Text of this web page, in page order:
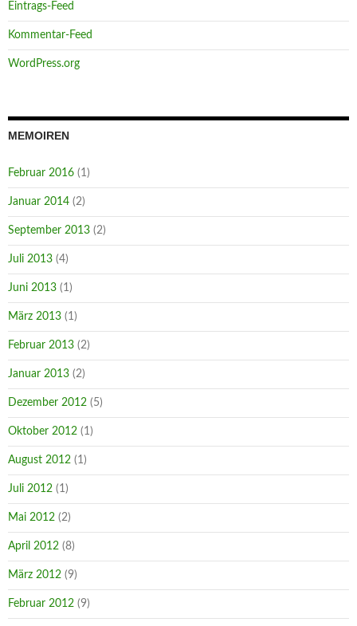
Eintrags-Feed
Kommentar-Feed
WordPress.org
MEMOIREN
Februar 2016 (1)
Januar 2014 (2)
September 2013 (2)
Juli 2013 (4)
Juni 2013 (1)
März 2013 (1)
Februar 2013 (2)
Januar 2013 (2)
Dezember 2012 (5)
Oktober 2012 (1)
August 2012 (1)
Juli 2012 (1)
Mai 2012 (2)
April 2012 (8)
März 2012 (9)
Februar 2012 (9)